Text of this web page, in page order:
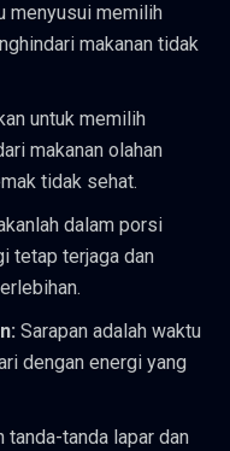
menyusui memilih
makanan tidak
untuk memilih
makanan olahan
tidak sehat.
dalam porsi
tetap terjaga dan
Sarapan adalah waktu
dengan energi yang
tanda-tanda lapar dan